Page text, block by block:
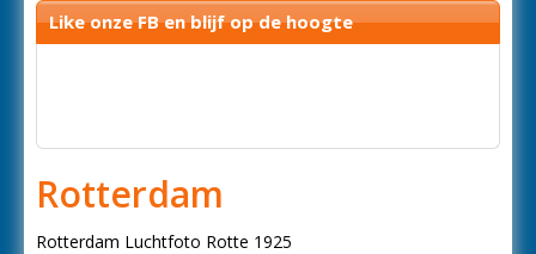
Like onze FB en blijf op de hoogte
Rotterdam
Rotterdam Luchtfoto Rotte 1925